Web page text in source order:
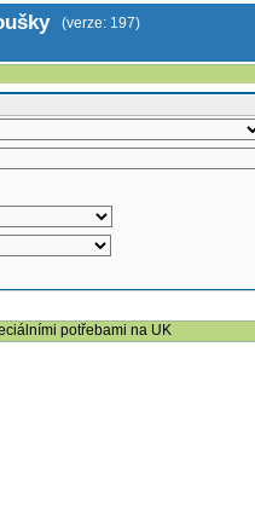
(verze: 197)
potřebami na UK